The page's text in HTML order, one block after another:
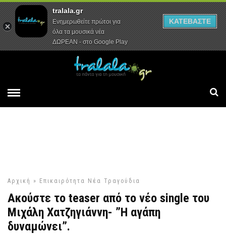
Αρχική Συνεντεύξεις Ρεπορτάζ
Αρχική » Επικαιρότητα Νέα Τραγούδια
Ακούστε το teaser από το νέο single του
Μιχάλη Χατζηγιάννη- ”Η αγάπη
δυναμώνει”.
tralala.gr
Ενημερωθείτε πρώτοι για
όλα τα μουσικά νέα
ΔΩΡΕΑΝ - στο Google Play
ΚΑΤΕΒΑΣΤΕ